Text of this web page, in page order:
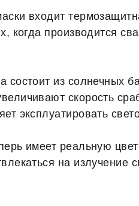
входит
когда производится
состоит из солнечных
скорость
эксплуатировать
имеет реальную
на излучение